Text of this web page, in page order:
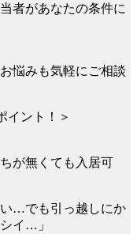
者があなたの条件に
悩みも気軽にご相談
イント！＞
が無くても入居可
い…でも引っ越しにか
イ…」